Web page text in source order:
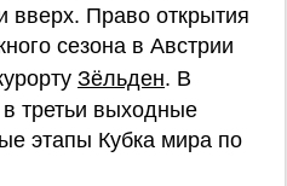
вверх. Право открытия
сезона в Австрии
Зёльден. В
третьи выходные
этапы Кубка мира по